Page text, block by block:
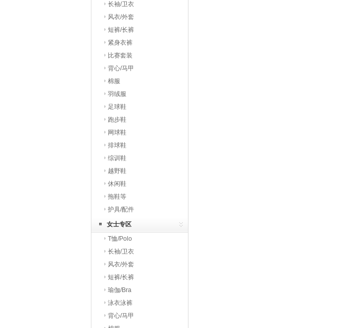
长袖/卫衣
风衣/外套
短裤/长裤
紧身衣裤
比赛套装
背心/马甲
棉服
羽绒服
足球鞋
跑步鞋
网球鞋
排球鞋
综训鞋
越野鞋
休闲鞋
拖鞋等
护具/配件
女士专区
T恤/Polo
长袖/卫衣
风衣/外套
短裤/长裤
瑜伽/Bra
泳衣泳裤
背心/马甲